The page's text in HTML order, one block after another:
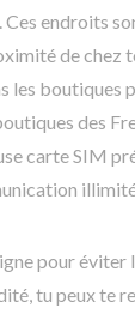
Ces endroits
de chez
les boutiques
des
carte SIM
pour éviter
tu peux te